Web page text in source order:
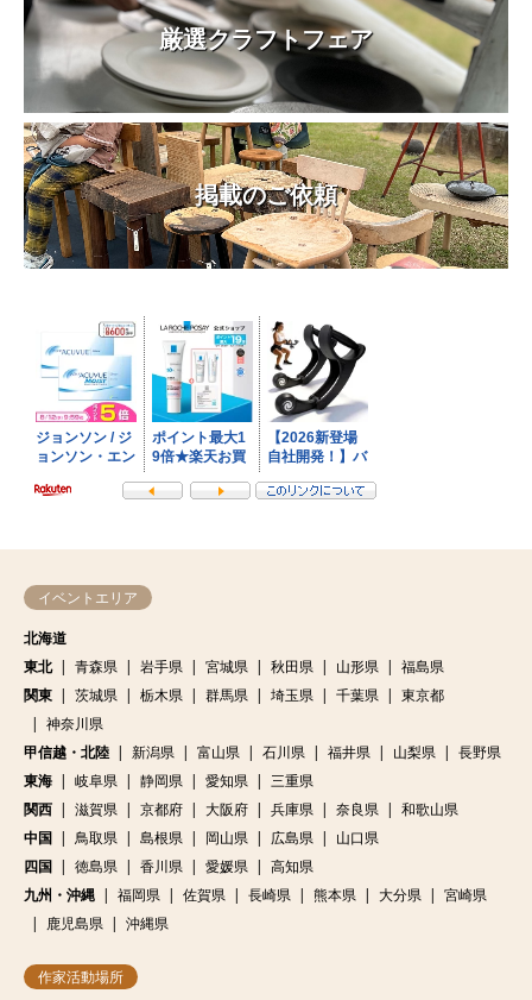
厳選クラフトフェア
掲載のご依頼
イベントエリア
北海道
東北
青森県 岩手県 宮城県 秋田県 山形県
福島県
関東
茨城県 栃木県 群馬県 埼玉県 千葉県
東京都
神奈川県
甲信越・北陸
新潟県 富山県 石川県 福井県 山梨県
長野県
東海
岐阜県 静岡県 愛知県
三重県
関西
滋賀県 京都府 大阪府 兵庫県 奈良県
和歌山県
中国
鳥取県 島根県 岡山県 広島県
山口県
四国
徳島県 香川県 愛媛県
高知県
九州・沖縄
福岡県 佐賀県 長崎県 熊本県 大分県
宮崎県
鹿児島県
沖縄県
作家活動場所